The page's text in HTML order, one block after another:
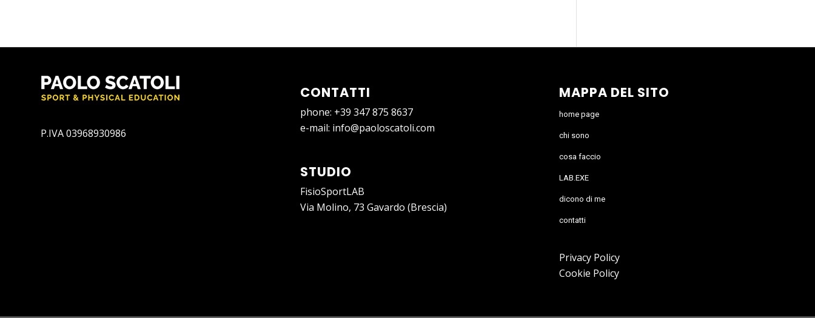
P.IVA 03968930986
CONTATTI
phone: +39 347 875 8637
e-mail: info@paoloscatoli.com
STUDIO
FisioSportLAB
Via Molino, 73 Gavardo (Brescia)
MAPPA DEL SITO
home page
chi sono
cosa faccio
LAB.EXE
dicono di me
contatti
Privacy Policy
Cookie Policy